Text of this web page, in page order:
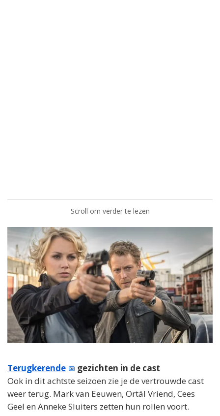
Scroll om verder te lezen
Terugkerende
gezichten in de cast
Ook in dit achtste seizoen zie je de vertrouwde cast
weer terug. Mark van Eeuwen, Ortál Vriend, Cees
Geel en Anneke Sluiters zetten hun rollen voort.